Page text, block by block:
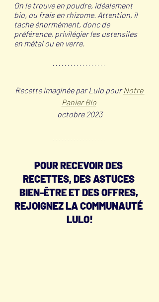
On le trouve en poudre, idéalement
bio, ou frais en rhizome. Attention, il
tache énormément, donc de
préférence, privilégier les ustensiles
en métal ou en verre.
Recette imaginée par Lulo pour Notre
Panier Bio
octobre 2023
POUR RECEVOIR DES
RECETTES, DES ASTUCES
BIEN-ÊTRE ET DES OFFRES,
REJOIGNEZ LA COMMUNAUTÉ
LULO!